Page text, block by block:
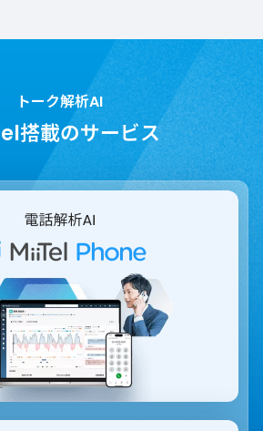
トーク解析AI
搭載のサービス